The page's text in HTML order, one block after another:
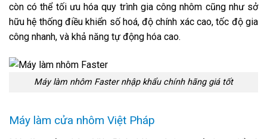
còn có thể tối ưu hóa quy trình gia công nhôm cũng như sở
hữu hệ thống điều khiển số hoá, độ chính xác cao, tốc độ gia
công nhanh, và khả năng tự động hóa cao.
Máy làm nhôm Faster nhập khẩu chính hãng giá tốt
Máy làm cửa nhôm Việt Pháp